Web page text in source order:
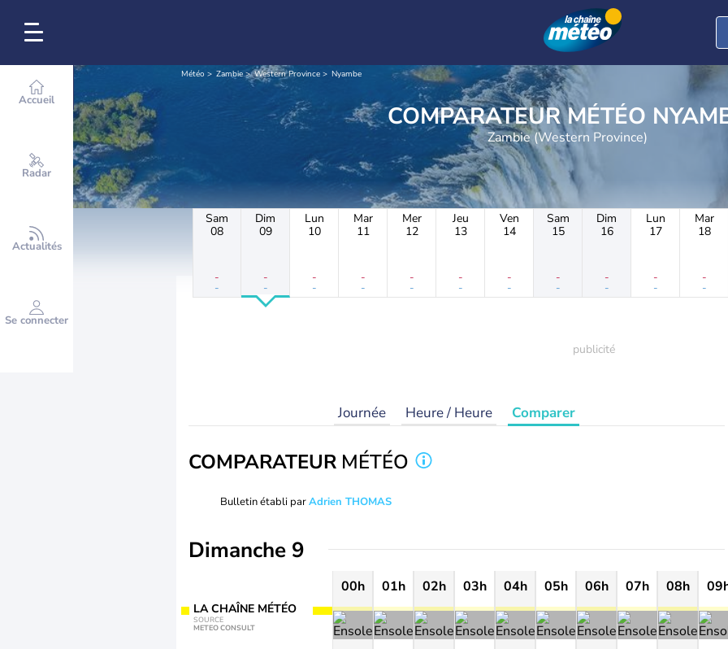
Accueil
Radar
Actualités
Se connecter
Météo Zambie Western Province Nyambe
COMPARATEUR MÉTÉO
Zambie (Western Province)
Sam
08
-
-
Dim
09
-
-
Lun
10
-
-
Mar
11
-
-
Mer
12
-
-
Jeu
13
-
-
Ven
14
-
-
Sam
15
-
-
Dim
16
-
-
Lun
17
-
-
Mar
18
-
-
Journée Heure / Heure Comparer
COMPARATEUR MÉTÉO
Bulletin établi parAdrien THOMAS
Dimanche 9
LA CHAÎNE MÉTÉO
SOURCE
METEO CONSULT
00h 01h 02h 03h 04h 05h 06h 07h 08h